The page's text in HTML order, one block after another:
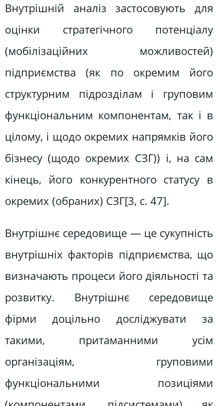
Внутрішній аналіз застосовують для
оцінки стратегічного потенціалу
(мобілізаційних можливостей)
підприємства (як по окремим його
структурним підрозділам і груповим
функціональним компонентам, так і в
цілому, і щодо окремих напрямків його
бізнесу (щодо окремих СЗГ)) і, на сам
кінець, його конкурентного статусу в
окремих (обраних) СЗГ[3, c. 47].
Внутрішнє середовище — це сукупність
внутрішніх факторів підприємства, що
визначають процеси його діяльності та
розвитку. Внутрішнє середовище
фірми доцільно досліджувати за
такими, притаманними усім
організаціям, груповими
функціональними позиціями